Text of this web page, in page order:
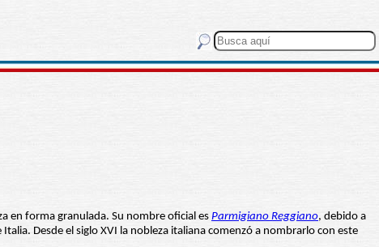
en forma granulada. Su nombre oficial es Parmigiano Reggiano, debido a
Desde el siglo XVI la nobleza italiana comenzó a nombrarlo con este